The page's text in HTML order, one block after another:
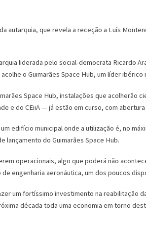
autarquia, que revela a receção a Luís
liderada pelo social-democrata Ricardo
o Guimarães Space Hub, um líder ibérico
Space Hub, instalações que acolherão
e do CEiiA — já estão em curso, com abertura
edifício municipal onde a utilização é, no
lançamento do Guimarães Space Hub.
operacionais, algo que poderá não
engenharia aeronáutica, um dos poucos
um fortíssimo investimento na reabilitação
década toda uma economia em torno